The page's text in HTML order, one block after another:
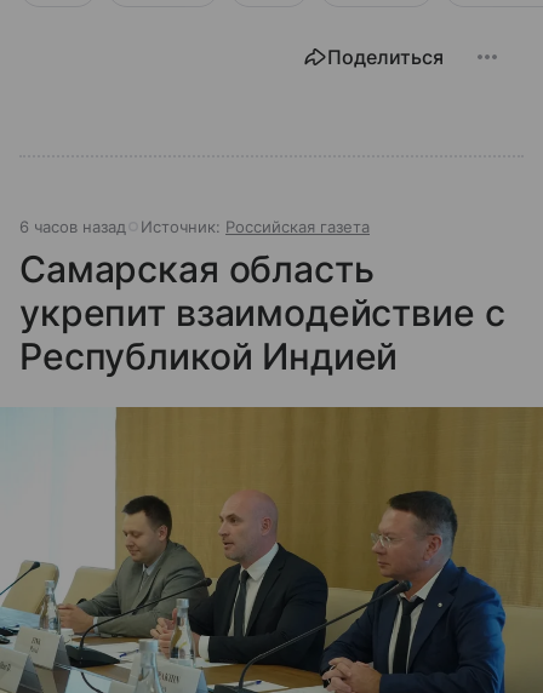
Поделиться
6 часов назад Источник: Российская газета
Самарская область
укрепит взаимодействие с
Республикой Индией